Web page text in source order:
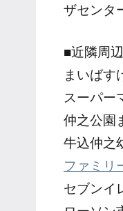
ザセンタ
■近隣周
まいばす
スーパー
仲之公園
牛込仲之
ファミリ
セブンイ